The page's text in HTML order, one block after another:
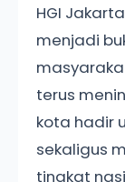
HGI
menjadi
terus
kota hadir
sekaligus
tingkat